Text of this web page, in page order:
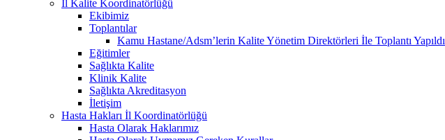
İl Kalite Koordinatörlüğü
Ekibimiz
Toplantılar
Kamu Hastane/Adsm’lerin Kalite Yönetim Direktörleri İle Toplantı Yapıldı
Eğitimler
Sağlıkta Kalite
Klinik Kalite
Sağlıkta Akreditasyon
İletişim
Hasta Hakları İl Koordinatörlüğü
Hasta Olarak Haklarımız